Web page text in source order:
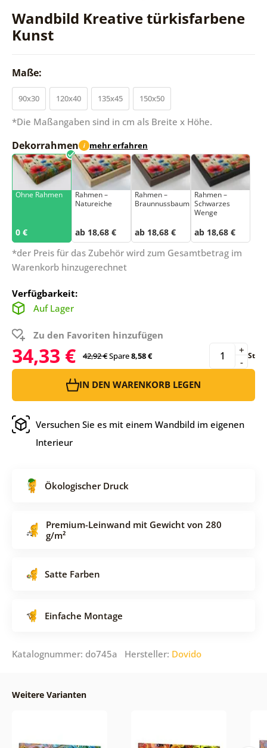
Wandbild Kreative türkisfarbene
Kunst
Maße:
90x30 120x40 135x45 150x50
*Die Maßangaben sind in cm als Breite x Höhe.
Dekorrahmen i mehr erfahren
Ohne Rahmen
0 €
Rahmen –
Natureiche
ab 18,68 €
Rahmen –
Braunnussbaum
ab 18,68 €
Rahmen –
Schwarzes
Wenge
ab 18,68 €
*der Preis für das Zubehör wird zum Gesamtbetrag im
Warenkorb hinzugerechnet
Verfügbarkeit:
Auf Lager
Zu den Favoriten hinzufügen
34,33 € 42,92 €Spare8,58 € -
+ St
IN DEN WARENKORB LEGEN
Versuchen Sie es mit einem Wandbild im eigenen
Interieur
Ökologischer Druck
Premium-Leinwand mit Gewicht von 280
g/m²
Satte Farben
Einfache Montage
Katalognummer: do745a Hersteller: Dovido
Weitere Varianten